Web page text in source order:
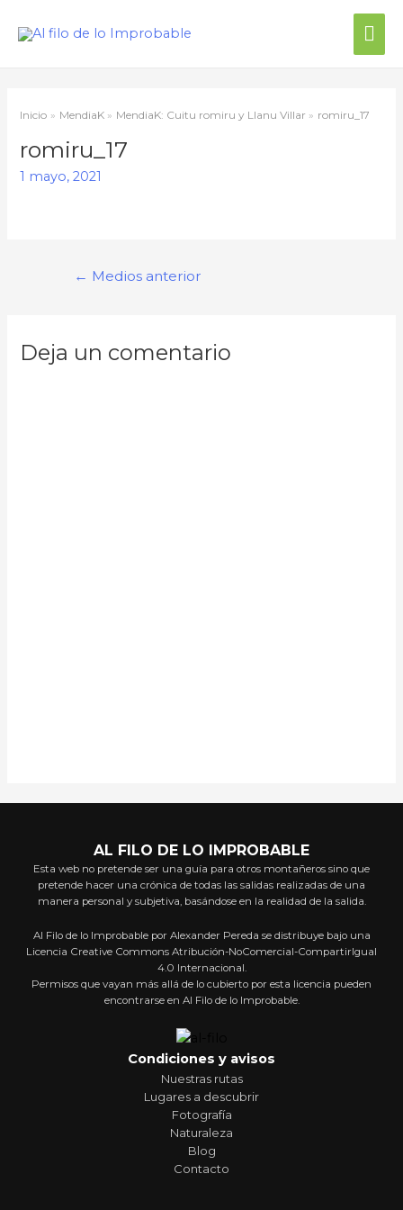
Inicio MendiaK MendiaK: Cuitu romiru y Llanu Villar romiru_17
romiru_17
1 mayo, 2021
Navegación
← Medios anterior
Deja un comentario
AL FILO DE LO IMPROBABLE
Esta web no pretende ser una guía para otros montañeros sino que
pretende hacer una crónica de todas las salidas realizadas de una
manera personal y subjetiva, basándose en la realidad de la salida.
Al Filo de lo Improbable por Alexander Pereda se distribuye bajo una
Licencia Creative Commons Atribución-NoComercial-CompartirIgual
4.0 Internacional.
Permisos que vayan más allá de lo cubierto por esta licencia pueden
encontrarse en Al Filo de lo Improbable.
Condiciones y avisos
Nuestras rutas
Lugares a descubrir
Fotografía
Naturaleza
Blog
Contacto